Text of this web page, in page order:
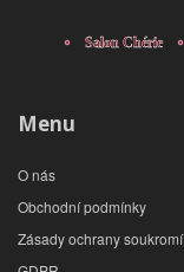
Menu
O nás
Obchodní podmínky
Zásady ochrany soukromí